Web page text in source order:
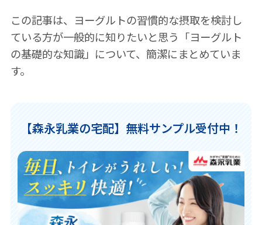
この記事は、ヨーグルトの習慣的な摂取を検討し
ている方が一般的に知りたいと思う「ヨーグルト
の基礎的な知識」について、簡潔にまとめていま
す。
【森永乳業の宅配】無料サンプル受付中！